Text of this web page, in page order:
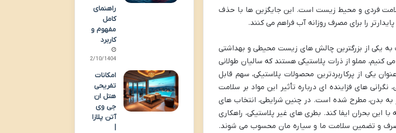
فردی و محیط زیست است. این جایگزین ها با حذف
را برای مصرف روزانه آب فراهم می کنند.
یکی از بزرگترین چالش های زیست محیطی و بهداشتی
مملو از ذرات پلاستیکی هستند که سالیان طولانی
یکی از پرکاربردترین محصولات پلاستیکی، سهم قابل
های فزاینده ای درباره تأثیر این مواد بر سلامت
به بدن، مطرح شده است. در چنین شرایطی، انتخاب های
این بحران ایفا کند. بطری های غیر پلاستیکی، راهکاری
و تضمین سلامت ما و سیاره مان محسوب می شوند.
راهنمای
کامل
مفهوم و
کاربرد
02/10/1404
امکانات
تفریحی
هتل ان
جی وی
آتن پلازا
|